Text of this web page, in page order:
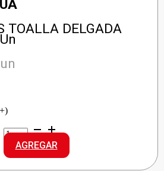
TOALLA DELGADA
NOSOTRAS
TOALLA
DELGADA
SUAVE
AGREGAR